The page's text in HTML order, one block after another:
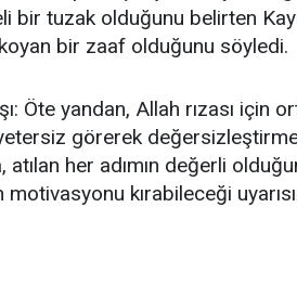
bir tuzak olduğunu belirten
bir zaaf olduğunu söyledi.
Öte yandan, Allah rızası için
görerek
atılan her adımın değerli
kırabileceği